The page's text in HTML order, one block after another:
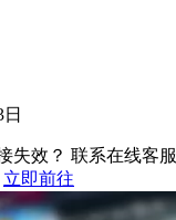
失效？ 联系在线客服
立即前往